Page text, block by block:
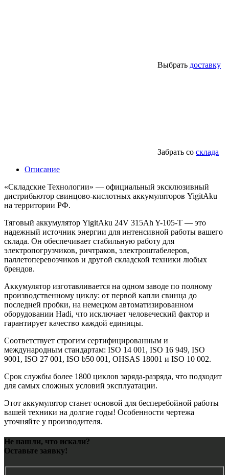
Выбрать доставку
Забрать со склада
Описание
«Складские Технологии» — официальный эксклюзивный
дистрибьютор свинцово-кислотных аккумуляторов YigitAku
на территории РФ.
Тяговый аккумулятор YigitAku 24V 315Ah Y-105-T — это
надежный источник энергии для интенсивной работы вашего
склада. Он обеспечивает стабильную работу для
электропогрузчиков, ричтраков, электроштабелеров,
паллетоперевозчиков и другой складской техники любых
брендов.
Аккумулятор изготавливается на одном заводе по полному
производственному циклу: от первой капли свинца до
последней пробки, на немецком автоматизированном
оборудовании Hadi, что исключает человеческий фактор и
гарантирует качество каждой единицы.
Соответствует строгим сертифицированным и
международным стандартам: ISO 14 001, ISO 16 949, ISO
9001, ISO 27 001, ISO b50 001, OHSAS 18001 и ISO 10 002.
Срок службы более 1800 циклов заряда-разряда, что подходит
для самых сложных условий эксплуатации.
Этот аккумулятор станет основой для бесперебойной работы
вашей техники на долгие годы! Особенности чертежа
уточняйте у производителя.
Не нашли, что искали?
Оставьте заявку!